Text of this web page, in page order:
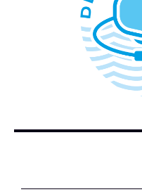
WER STECKT
BUCH BESTELLEN